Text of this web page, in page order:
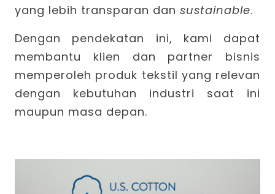
yang lebih transparan dan sustainable.
Dengan pendekatan ini, kami dapat
membantu klien dan partner bisnis
memperoleh produk tekstil yang relevan
dengan kebutuhan industri saat ini
maupun masa depan.